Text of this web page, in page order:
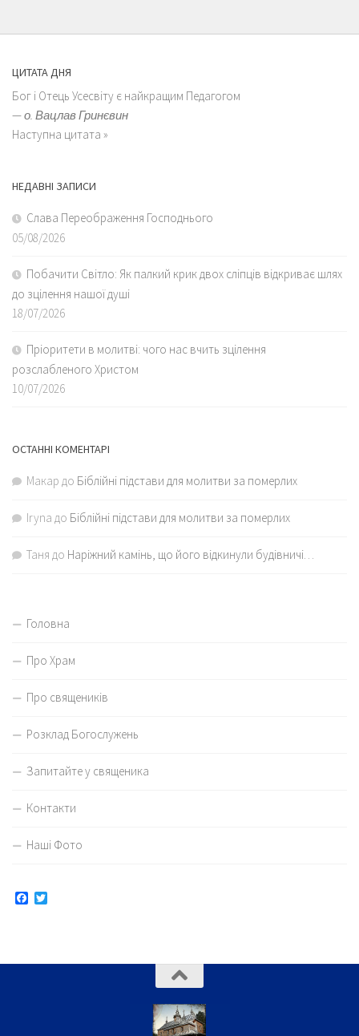
ЦИТАТА ДНЯ
Бог і Отець Усесвіту є найкращим Педагогом
—о. Вацлав Гринєвин
Наступна цитата »
НЕДАВНІ ЗАПИСИ
Слава Переображення Господнього
05/08/2026
Побачити Світло: Як палкий крик двох сліпців відкриває шлях
до зцілення нашої душі
18/07/2026
Пріоритети в молитві: чого нас вчить зцілення
розслабленого Христом
10/07/2026
ОСТАННІ КОМЕНТАРІ
Макар до Біблійні підстави для молитви за померлих
Iryna до Біблійні підстави для молитви за померлих
Таня до Наріжний камінь, що його відкинули будівничі…
Головна
Про Храм
Про священиків
Розклад Богослужень
Запитайте у священика
Контакти
Наші Фото
Facebook